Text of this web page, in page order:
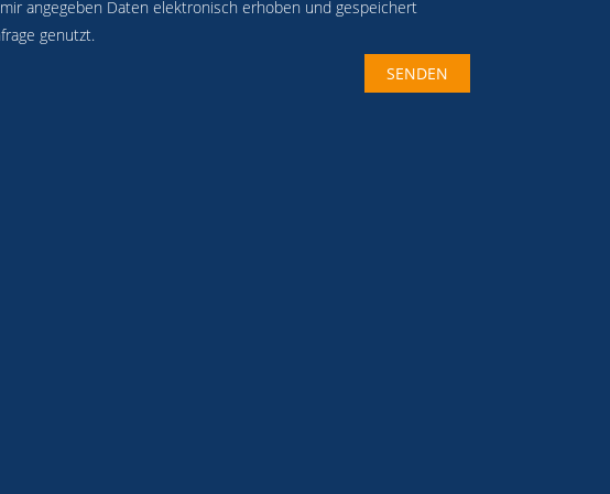
angegeben Daten elektronisch erhoben und gespeichert
genutzt.